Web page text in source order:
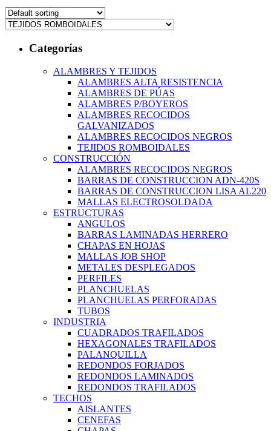
Categorías
ALAMBRES Y TEJIDOS
ALAMBRES ALTA RESISTENCIA
ALAMBRES DE PÚAS
ALAMBRES P/BOYEROS
ALAMBRES RECOCIDOS
GALVANIZADOS
ALAMBRES RECOCIDOS NEGROS
TEJIDOS ROMBOIDALES
CONSTRUCCIÓN
ALAMBRES RECOCIDOS NEGROS
BARRAS DE CONSTRUCCION ADN-420S
BARRAS DE CONSTRUCCION LISA AL220
MALLAS ELECTROSOLDADA
ESTRUCTURAS
ANGULOS
BARRAS LAMINADAS HERRERO
CHAPAS EN HOJAS
MALLAS JOB SHOP
METALES DESPLEGADOS
PERFILES
PLANCHUELAS
PLANCHUELAS PERFORADAS
TUBOS
INDUSTRIA
CUADRADOS TRAFILADOS
HEXAGONALES TRAFILADOS
PALANQUILLA
REDONDOS FORJADOS
REDONDOS LAMINADOS
REDONDOS TRAFILADOS
TECHOS
AISLANTES
CENEFAS